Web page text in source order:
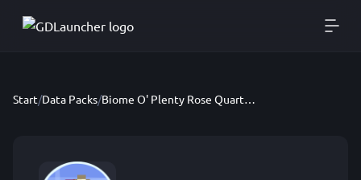
Start/Data Packs/ Biome O' Plenty Rose Quartz For Create